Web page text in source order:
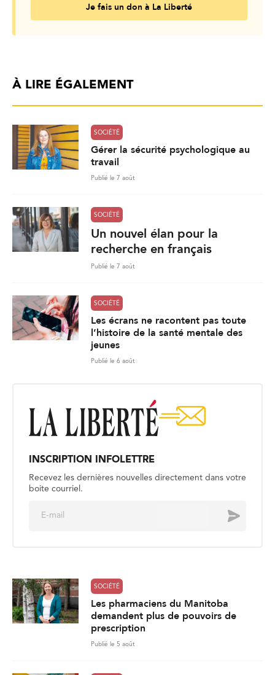
Je fais un don à La Liberté
À LIRE ÉGALEMENT
SOCIÉTÉ
Gérer la sécurité psychologique au
travail
Publié le 7 août
SOCIÉTÉ
Un nouvel élan pour la
recherche en français
Publié le 7 août
SOCIÉTÉ
Les écrans ne racontent pas toute
l’histoire de la santé mentale des
jeunes
Publié le 6 août
INSCRIPTION INFOLETTRE
Recevez les dernières nouvelles directement dans votre
boite courriel.
Envoyer
SOCIÉTÉ
Les pharmaciens du Manitoba
demandent plus de pouvoirs de
prescription
Publié le 5 août